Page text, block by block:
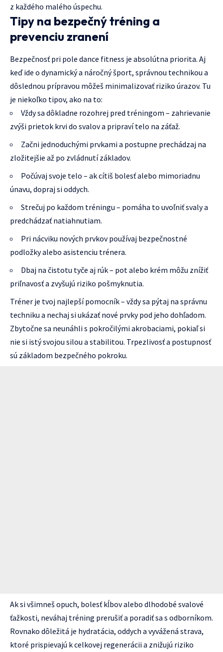
z každého malého úspechu.
Tipy na bezpečný tréning a
prevenciu zranení
Bezpečnosť pri pole dance fitness je absolútna priorita. Aj
keď ide o dynamický a náročný šport, správnou technikou a
dôslednou prípravou môžeš minimalizovať riziko úrazov. Tu
je niekoľko tipov, ako na to:
Vždy sa dôkladne rozohrej pred tréningom – zahrievanie
zvýši prietok krvi do svalov a pripraví telo na záťaž.
Začni jednoduchými prvkami a postupne prechádzaj na
zložitejšie až po zvládnutí základov.
Počúvaj svoje telo – ak cítiš bolesť alebo mimoriadnu
únavu, dopraj si oddych.
Strečuj po každom tréningu – pomáha to uvoľniť svaly a
predchádzať natiahnutiam.
Pri nácviku nových prvkov používaj bezpečnostné
podložky alebo asistenciu trénera.
Dbaj na čistotu tyče aj rúk – pot alebo krém môžu znížiť
priľnavosť a zvyšujú riziko pošmyknutia.
Tréner je tvoj najlepší pomocník – vždy sa pýtaj na správnu
techniku a nechaj si ukázať nové prvky pod jeho dohľadom.
Zbytočne sa neunáhli s pokročilými akrobaciami, pokiaľ si
nie si istý svojou silou a stabilitou. Trpezlivosť a postupnosť
sú základom bezpečného pokroku.
Ak si všimneš opuch, bolesť kĺbov alebo dlhodobé svalové
ťažkosti, neváhaj tréning prerušiť a poradiť sa s odborníkom.
Rovnako dôležitá je hydratácia, oddych a vyvážená strava,
ktoré prispievajú k celkovej regenerácii a znižujú riziko